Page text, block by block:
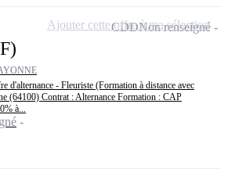
d'alternance - Fleuriste (Formation à distance avec
(64100) Contrat : Alternance Formation : CAP
à...
CDDNon renseigné
Ajouter cette offre à ma sélection